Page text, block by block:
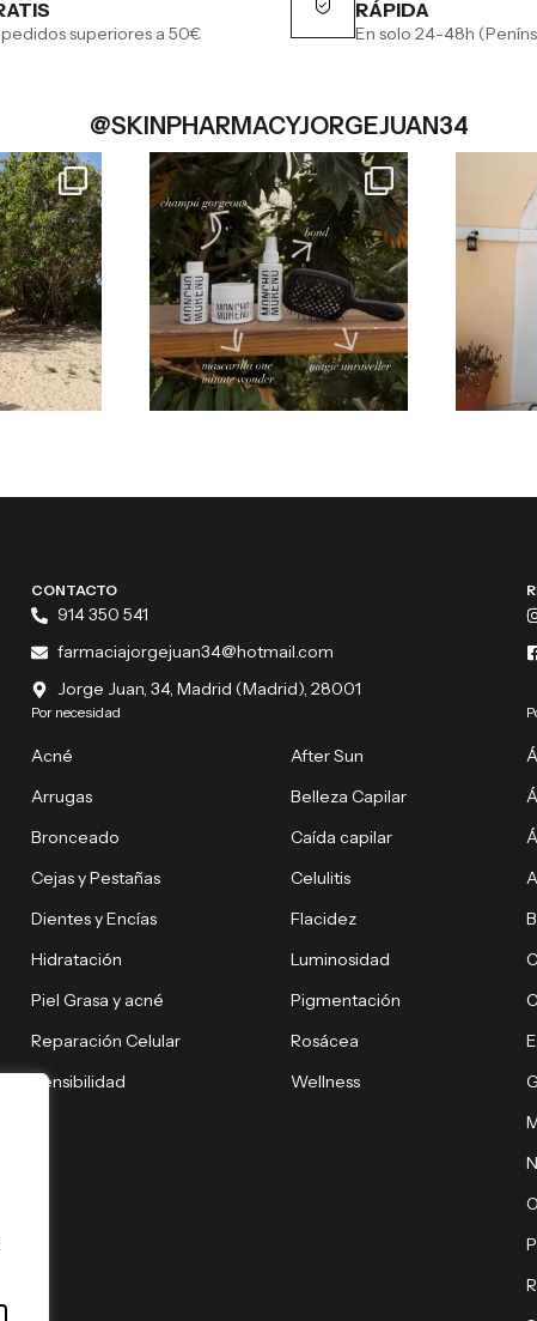
superiores a 50€
RÁPIDA
En solo 24-48h
@SKINPHARMACYJORGEJUAN34
CONTACTO
914 350 541
farmaciajorgejuan34@hotmail.com
Jorge Juan, 34, Madrid (Madrid), 28001
Por necesidad
Acné
After Sun
Arrugas
Belleza Capilar
Bronceado
Caída capilar
Cejas y Pestañas
Celulitis
Dientes y Encías
Flacidez
Hidratación
Luminosidad
Piel Grasa y acné
Pigmentación
Reparación Celular
Rosácea
Sensibilidad
Wellness